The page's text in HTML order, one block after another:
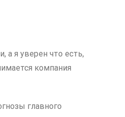
а я уверен что есть,
компания
главного